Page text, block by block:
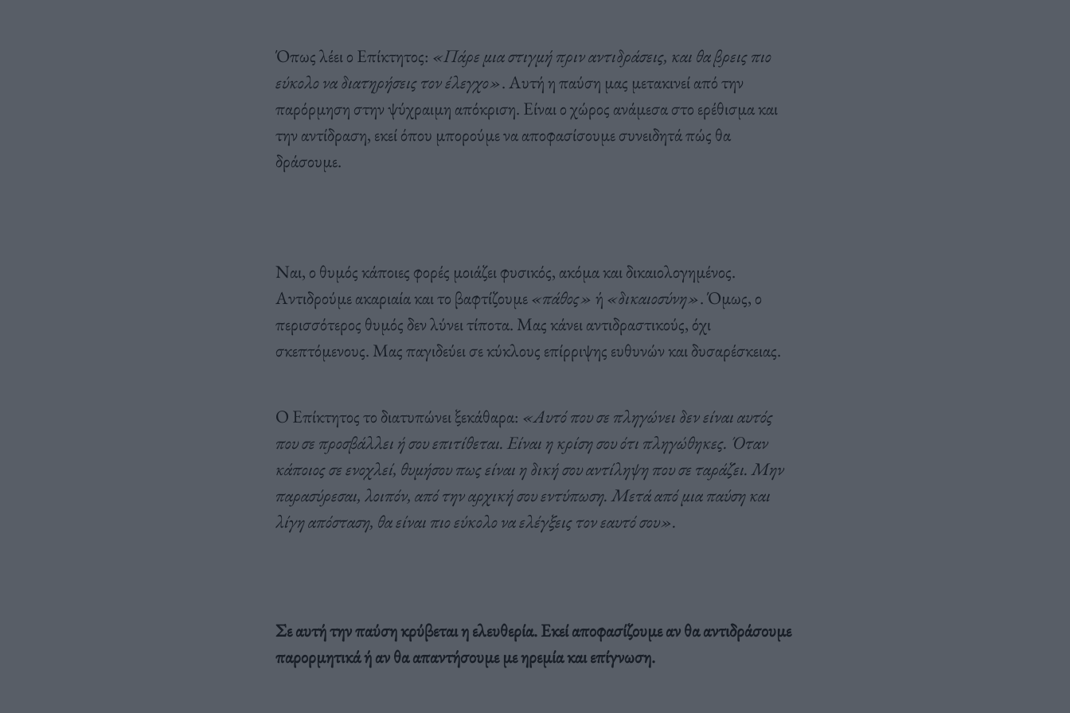
Όπως λέει ο Επίκτητος: «Πάρε μια στιγμή πριν αντιδράσεις, και θα βρεις πιο
εύκολο να διατηρήσεις τον έλεγχο». Αυτή η παύση μας μετακινεί από την
παρόρμηση στην ψύχραιμη απόκριση. Είναι ο χώρος ανάμεσα στο ερέθισμα και
την αντίδραση, εκεί όπου μπορούμε να αποφασίσουμε συνειδητά πώς θα
δράσουμε.
Ναι, ο θυμός κάποιες φορές μοιάζει φυσικός, ακόμα και δικαιολογημένος.
Αντιδρούμε ακαριαία και το βαφτίζουμε«πάθος» ή «δικαιοσύνη». Όμως, ο
περισσότερος θυμός δεν λύνει τίποτα. Μας κάνει αντιδραστικούς, όχι
σκεπτόμενους. Μας παγιδεύει σε κύκλους επίρριψης ευθυνών και δυσαρέσκειας.
Ο Επίκτητος το διατυπώνει ξεκάθαρα: «Αυτό που σε πληγώνει δεν είναι αυτός
που σε προσβάλλει ή σου επιτίθεται. Είναι η κρίση σου ότι πληγώθηκες. Όταν
κάποιος σε ενοχλεί, θυμήσου πως είναι η δική σου αντίληψη που σε ταράζει. Μην
παρασύρεσαι, λοιπόν, από την αρχική σου εντύπωση. Μετά από μια παύση και
λίγη απόσταση, θα είναι πιο εύκολο να ελέγξεις τον εαυτό σου».
Σε αυτή την παύση κρύβεται η ελευθερία. Εκεί αποφασίζουμε αν θα αντιδράσουμε
παρορμητικά ή αν θα απαντήσουμε με ηρεμία και επίγνωση.